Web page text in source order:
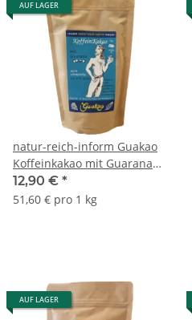
AUF LAGER
natur-reich-inform Guakao
Koffeinkakao mit Guarana
250g Bio
12,90 € *
51,60 € pro 1 kg
AUF LAGER